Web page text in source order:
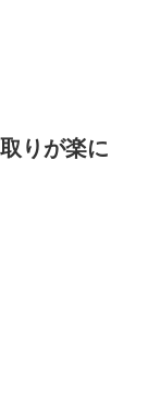
りが楽に